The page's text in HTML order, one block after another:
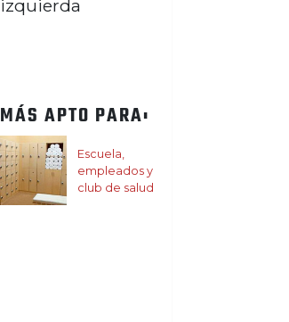
izquierda
MÁS APTO PARA:
Escuela,
empleados y
club de salud